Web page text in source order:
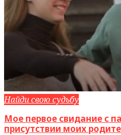
Найди свою судьбу
Мое первое свидание с
присутствии моих